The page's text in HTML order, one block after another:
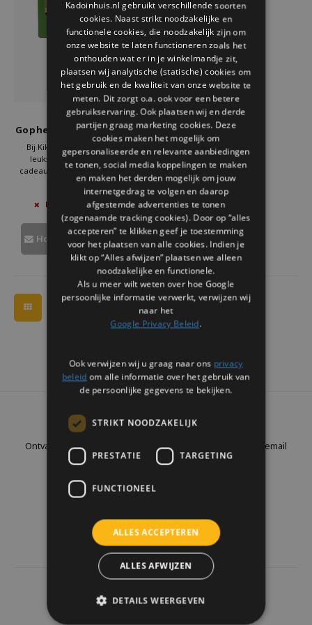
Welke Zwitscherbox past bij jou?
Zwitscherbox als cadeau
Kraamcadeau
Wanddecoratie
Leesbrillen
Storytiles
Kikkerland
Gopher De Caddy Golf Tee
Bij Kikkerland vind je altijd de
leukste en meest creatieve
cadeaus. De Raak de Bal, Niet de
Gopher Golf Tee is een uitstekend
voorbeeld van hun unieke aanpak
om alledaagse producten leuk en
bijzonder te maken.
€9,95
NIET OP VOORRAAD
Houd mij op de hoogte
Nieuwsbrief
Ontvang de laatste updates, nieuws en aanbiedingen via email
4441reviews
ENGLISH
Kadoinhuis.nl gebruikt verschillende soorten
cookies. Naast strikt noodzakelijke en
functionele cookies, die noodzakelijk zijn om
onze website te laten functioneren zoals het
onthouden wat er in je winkelmandje zit,
plaatsen wij analytische (statische) cookies om
het gebruik en de kwaliteit van onze website te
meten. Dit zorgt o.a. ook voor een betere
gebruikservaring. Ook plaatsen wij en derde
partijen graag marketing cookies. Deze
cookies maken het mogelijk om
gepersonaliseerde en relevante aanbiedingen
te tonen, social media koppelingen te maken
en maken het derden mogelijk om jouw
internetgedrag te volgen en daarop
afgestemde advertenties te tonen
(zogenaamde tracking cookies). Door op “alles
accepteren” te klikken geef je toestemming
voor het plaatsen van alle cookies. Indien je
klikt op “Alles afwijzen” plaatsen we alleen
noodzakelijke en functionele.
Als u meer wilt weten over hoe Google
persoonlijke informatie verwerkt, verwijzen wij
naar het
Google Privacy Beleid.
Ook verwijzen wij u graag naar ons privacy
beleid om alle informatie over het gebruik van
de persoonlijke gegevens te bekijken.
STRIKT NOODZAKELIJK
PRESTATIE TARGETING
FUNCTIONEEL
ALLES ACCEPTEREN
ALLES AFWIJZEN
DETAILS WEERGEVEN